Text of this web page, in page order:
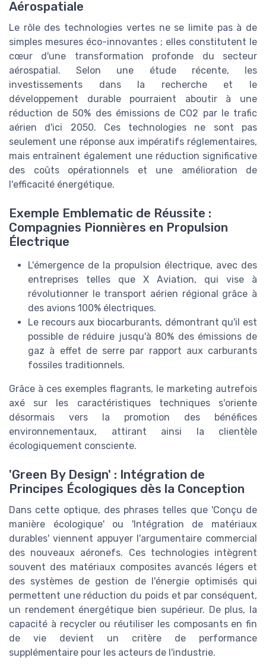
Aérospatiale
Le rôle des technologies vertes ne se limite pas à de
simples mesures éco-innovantes ; elles constitutent le
cœur d'une transformation profonde du secteur
aérospatial. Selon une étude récente, les
investissements dans la recherche et le
développement durable pourraient aboutir à une
réduction de 50% des émissions de CO2 par le trafic
aérien d'ici 2050. Ces technologies ne sont pas
seulement une réponse aux impératifs réglementaires,
mais entraînent également une réduction significative
des coûts opérationnels et une amélioration de
l'efficacité énergétique.
Exemple Emblematic de Réussite :
Compagnies Pionnières en Propulsion
Électrique
L'émergence de la propulsion électrique, avec des
entreprises telles que X Aviation, qui vise à
révolutionner le transport aérien régional grâce à
des avions 100% électriques.
Le recours aux biocarburants, démontrant qu'il est
possible de réduire jusqu'à 80% des émissions de
gaz à effet de serre par rapport aux carburants
fossiles traditionnels.
Grâce à ces exemples flagrants, le marketing autrefois
axé sur les caractéristiques techniques s'oriente
désormais vers la promotion des bénéfices
environnementaux, attirant ainsi la clientèle
écologiquement consciente.
'Green By Design' : Intégration de
Principes Écologiques dès la Conception
Dans cette optique, des phrases telles que 'Conçu de
manière écologique' ou 'Intégration de matériaux
durables' viennent appuyer l'argumentaire commercial
des nouveaux aéronefs. Ces technologies intègrent
souvent des matériaux composites avancés légers et
des systèmes de gestion de l'énergie optimisés qui
permettent une réduction du poids et par conséquent,
un rendement énergétique bien supérieur. De plus, la
capacité à recycler ou réutiliser les composants en fin
de vie devient un critère de performance
supplémentaire pour les acteurs de l'industrie.